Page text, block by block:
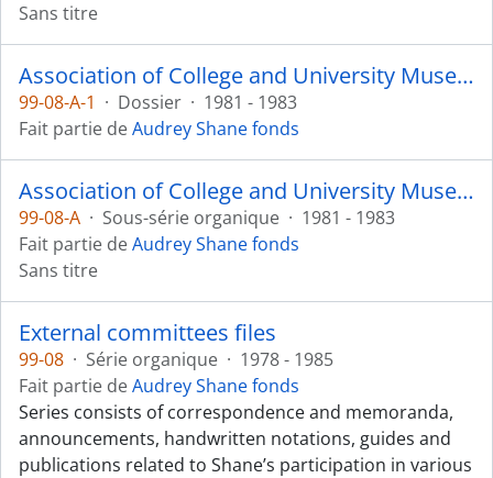
Sans titre
Association of College and University Museums and Galleries
99-08-A-1 · Dossier · 1981 - 1983
Fait partie deAudrey Shane fonds
Association of College and University Museums and Galleries
99-08-A · Sous-série organique · 1981 - 1983
Fait partie deAudrey Shane fonds
Sans titre
External committees files
99-08 · Série organique · 1978 - 1985
Fait partie deAudrey Shane fonds
Series consists of correspondence and memoranda,
announcements, handwritten notations, guides and
publications related to Shane’s participation in various